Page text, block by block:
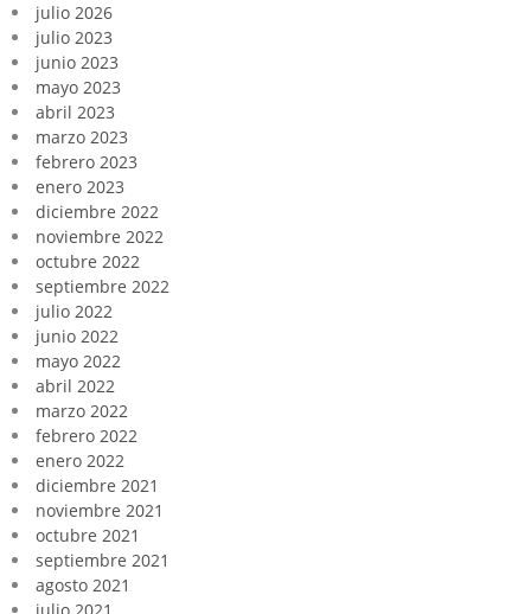
julio 2026
julio 2023
junio 2023
mayo 2023
abril 2023
marzo 2023
febrero 2023
enero 2023
diciembre 2022
noviembre 2022
octubre 2022
septiembre 2022
julio 2022
junio 2022
mayo 2022
abril 2022
marzo 2022
febrero 2022
enero 2022
diciembre 2021
noviembre 2021
octubre 2021
septiembre 2021
agosto 2021